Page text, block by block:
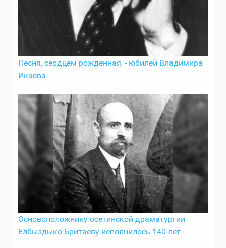
Песня, сердцем рожденная, - юбилей Владимира
Икаева
Основоположнику осетинской драматургии
Елбыздыко Бритаеву исполнилось 140 лет